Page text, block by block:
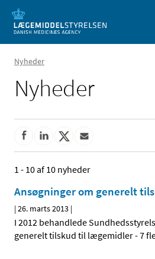
Nyheder
Nyheder
1 - 10 af 10 nyheder
Ansøgninger om generelt
|26. marts 2013 |
I 2012 behandlede
generelt tilskud til lægemidler - 7